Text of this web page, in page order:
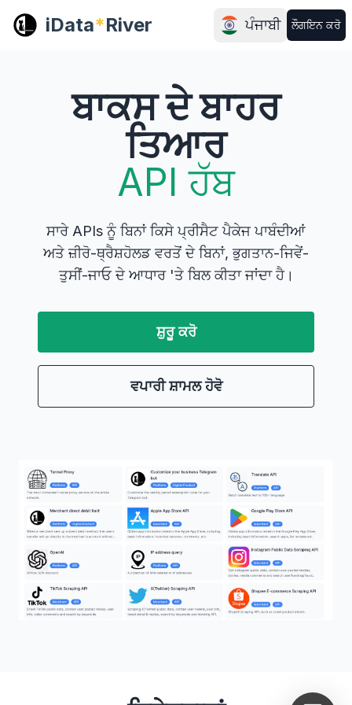
iData*River ਪੰਜਾਬੀ ਲੌਗਇਨ ਕਰੋ
ਬਾਕਸ ਦੇ ਬਾਹਰ
ਤਿਆਰ
API ਹੱਬ
ਸਾਰੇ APIs ਨੂੰ ਬਿਨਾਂ ਕਿਸੇ ਪ੍ਰੀਸੈਟ ਪੈਕੇਜ ਪਾਬੰਦੀਆਂ
ਅਤੇ ਜ਼ੀਰੋ-ਥ੍ਰੈਸ਼ਹੋਲਡ ਵਰਤੋਂ ਦੇ ਬਿਨਾਂ, ਭੁਗਤਾਨ-ਜਿਵੇਂ-
ਤੁਸੀਂ-ਜਾਓ ਦੇ ਆਧਾਰ 'ਤੇ ਬਿਲ ਕੀਤਾ ਜਾਂਦਾ ਹੈ।
ਸ਼ੁਰੂ ਕਰੋ
ਵਪਾਰੀ ਸ਼ਾਮਲ ਹੋਵੋ